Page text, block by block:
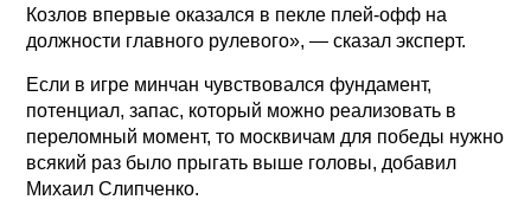
Козлов впервые оказался в пекле плей-офф на
должности главного рулевого», — сказал эксперт.
Если в игре минчан чувствовался фундамент,
потенциал, запас, который можно реализовать в
переломный момент, то москвичам для победы нужно
всякий раз было прыгать выше головы, добавил
Михаил Слипченко.